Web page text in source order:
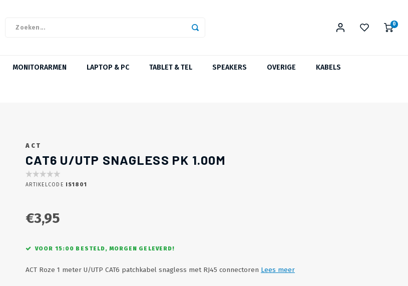
0
MONITORARMEN LAPTOP & PC TABLET & TEL SPEAKERS OVERIGE KABELS
ACT
CAT6 U/UTP SNAGLESS PK 1.00M
ARTIKELCODE IS1801
€3,95
VOOR 15:00 BESTELD, MORGEN GELEVERD!
ACT Roze 1 meter U/UTP CAT6 patchkabel snagless met RJ45 connectoren Lees meer